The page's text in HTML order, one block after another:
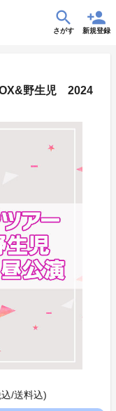
さがす 新規登録
野生児 2024
/送料込)